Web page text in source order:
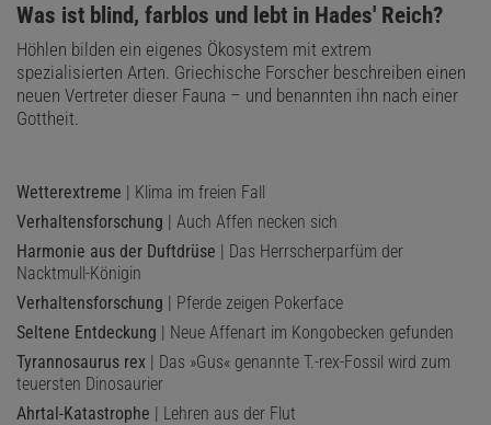
:
Was ist blind, farblos und lebt in Hades' Reich?
Höhlen bilden ein eigenes Ökosystem mit extrem
spezialisierten Arten. Griechische Forscher beschreiben einen
neuen Vertreter dieser Fauna – und benannten ihn nach einer
Gottheit.
Wetterextreme | Klima im freien Fall
Verhaltensforschung | Auch Affen necken sich
Harmonie aus der Duftdrüse | Das Herrscherparfüm der
Nacktmull-Königin
Verhaltensforschung | Pferde zeigen Pokerface
Seltene Entdeckung | Neue Affenart im Kongobecken gefunden
Tyrannosaurus rex | Das »Gus« genannte T.-rex-Fossil wird zum
teuersten Dinosaurier
Ahrtal-Katastrophe | Lehren aus der Flut